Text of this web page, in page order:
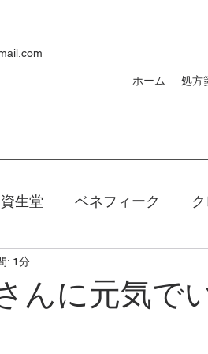
ホーム 処方
資生堂 ベネフィーク
ログラム
んに元気で
: 1分